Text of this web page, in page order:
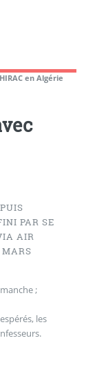
en Algérie
PAR SE
AIR
;
les